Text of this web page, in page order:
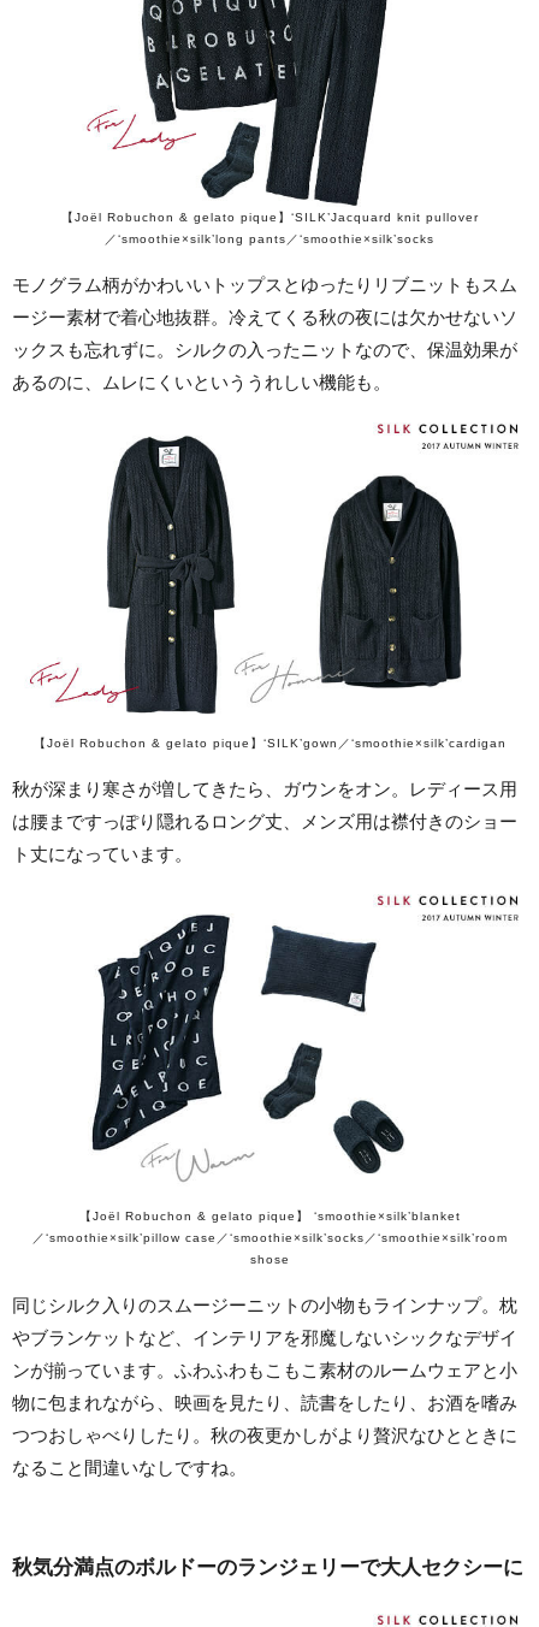
【Joël Robuchon & gelato pique】‘SILK’Jacquard knit pullover
／‘smoothie×silk’long pants／‘smoothie×silk’socks
モノグラム柄がかわいいトップスとゆったりリブニットもスム
ージー素材で着心地抜群。冷えてくる秋の夜には欠かせないソ
ックスも忘れずに。シルクの入ったニットなので、保温効果が
あるのに、ムレにくいといううれしい機能も。
【Joël Robuchon & gelato pique】‘SILK’gown／‘smoothie×silk’cardigan
秋が深まり寒さが増してきたら、ガウンをオン。レディース用
は腰まですっぽり隠れるロング丈、メンズ用は襟付きのショー
ト丈になっています。
【Joël Robuchon & gelato pique】 ‘smoothie×silk’blanket
／‘smoothie×silk’pillow case／‘smoothie×silk’socks／‘smoothie×silk’room
shose
同じシルク入りのスムージーニットの小物もラインナップ。枕
やブランケットなど、インテリアを邪魔しないシックなデザイ
ンが揃っています。ふわふわもこもこ素材のルームウェアと小
物に包まれながら、映画を見たり、読書をしたり、お酒を嗜み
つつおしゃべりしたり。秋の夜更かしがより贅沢なひとときに
なること間違いなしですね。
秋気分満点のボルドーのランジェリーで大人セクシーに